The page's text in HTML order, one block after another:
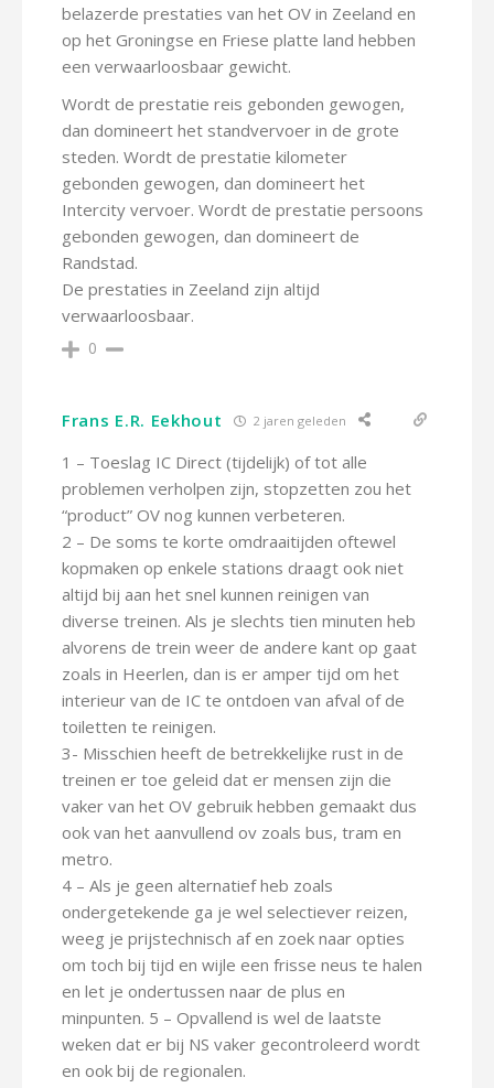
belazerde prestaties van het OV in Zeeland en
op het Groningse en Friese platte land hebben
een verwaarloosbaar gewicht.
Wordt de prestatie reis gebonden gewogen,
dan domineert het standvervoer in de grote
steden. Wordt de prestatie kilometer
gebonden gewogen, dan domineert het
Intercity vervoer. Wordt de prestatie persoons
gebonden gewogen, dan domineert de
Randstad.
De prestaties in Zeeland zijn altijd
verwaarloosbaar.
0
Frans E.R. Eekhout 2 jaren geleden
1 – Toeslag IC Direct (tijdelijk) of tot alle
problemen verholpen zijn, stopzetten zou het
“product” OV nog kunnen verbeteren.
2 – De soms te korte omdraaitijden oftewel
kopmaken op enkele stations draagt ook niet
altijd bij aan het snel kunnen reinigen van
diverse treinen. Als je slechts tien minuten heb
alvorens de trein weer de andere kant op gaat
zoals in Heerlen, dan is er amper tijd om het
interieur van de IC te ontdoen van afval of de
toiletten te reinigen.
3- Misschien heeft de betrekkelijke rust in de
treinen er toe geleid dat er mensen zijn die
vaker van het OV gebruik hebben gemaakt dus
ook van het aanvullend ov zoals bus, tram en
metro.
4 – Als je geen alternatief heb zoals
ondergetekende ga je wel selectiever reizen,
weeg je prijstechnisch af en zoek naar opties
om toch bij tijd en wijle een frisse neus te halen
en let je ondertussen naar de plus en
minpunten. 5 – Opvallend is wel de laatste
weken dat er bij NS vaker gecontroleerd wordt
en ook bij de regionalen.